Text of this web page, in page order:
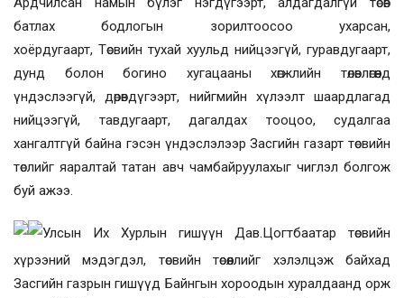
батлах бодлогын зорилтоосоо ухарсан,
хоёрдугаарт, Төсвийн тухай хуульд нийцээгүй, гуравдугаарт,
дунд болон богино хугацааны хөгжлийн төлөвлөгөөнд
үндэслээгүй, дөрөвдүгээрт, нийгмийн хүлээлт шаардлагад
нийцээгүй, тавдугаарт, дагалдах тооцоо, судалгаа
хангалтгүй байна гэсэн үндэслэлээр Засгийн газарт төсвийн
төслийг яаралтай татан авч чамбайруулахыг чиглэл болгож
буй ажээ.
Улсын Их Хурлын гишүүн Дав.Цогтбаатар төсвийн
хүрээний мэдэгдэл, төсвийн төсөөллийг хэлэлцэж байхад
Засгийн газрын гишүүд Байнгын хороодын хуралдаанд орж